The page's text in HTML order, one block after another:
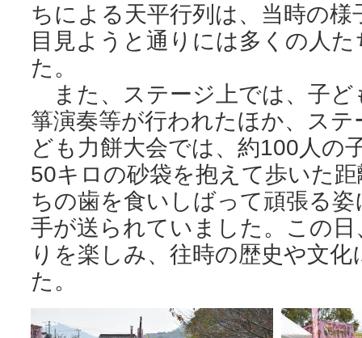
ちによる天平行列は、当時の
目見ようと通りには多くの人
た。
また、ステージ上では、子ど
箏演奏等が行われたほか、ス
ども力餅大会では、約100人の
50キロの砂袋を抱えて歩いた
ちの歯を食いしばって頑張る
手が送られていました。この
りを楽しみ、往時の歴史や文
た。